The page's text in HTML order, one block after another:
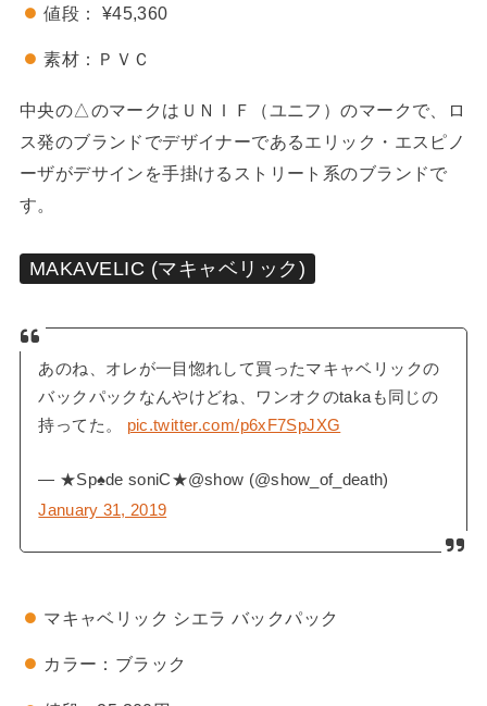
値段： ¥45,360
素材：ＰＶＣ
中央の△のマークはＵＮＩＦ（ユニフ）のマークで、ロ
ス発のブランドでデザイナーであるエリック・エスピノ
ーザがデサインを手掛けるストリート系のブランドで
す。
MAKAVELIC (マキャベリック)
あのね、オレが一目惚れして買ったマキャベリックの
バックパックなんやけどね、ワンオクのtakaも同じの
持ってた。 pic.twitter.com/p6xF7SpJXG
— ★Sp♠︎de soniC★@show (@show_of_death)
January 31, 2019
マキャベリック シエラ バックパック
カラー：ブラック